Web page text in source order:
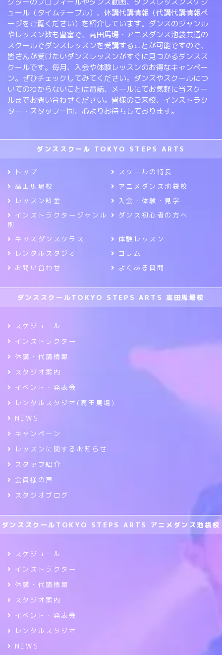
ュール（タイムテーブル）、休講代講情報（代講代講情報ペ
ージをご覧ください）を紹介しています。ダンスのジャンル
やレッスン数も豊富で、高田馬場・アニメダンス池袋共通の
スクールでダンスレッスンを受講することが可能ですので、
皆さんが受けたいダンスレッスンがすぐに見つかるダンスス
クールです。毎月、入会や体験レッスンのお得なキャンペー
ン。ぜひチェックしてみてください。ダンスやスクールにつ
いてのわからないことは電話、メールにてお気軽に当スクー
ルまでお問い合わせください。皆様のご来校、インストラク
ター・スタッフ一同、心よりお待ちしております。
ダンススクール TOKYO STEPS ARTS
トップ
スクールの特長
高田馬場校
アニメダンス池袋校
レッスン料金
入会・体験・見学
インストラクタージャンル
別
ダンス初心者の方へ
キッズダンスクラス
体験レッスン
レンタルスタジオ
コラム
お問い合わせ
よくある質問
ダンススクールTOKYO STEPS ARTS 高田馬場校
スケジュール
インストラクター
休講・代講情報
スタジオ案内
イベント・発表会
レンタルスタジオ(高田馬場)
NEWS
キャンペーン
レッスンに関するお知らせ
スタッフ紹介
会員様の声
スタジオブログ
ダンススクールTOKYO STEPS ARTS アニメダンス池袋校
スケジュール
インストラクター
休講・代講情報
スタジオ案内
イベント・発表会
レンタルスタジオ
NEWS